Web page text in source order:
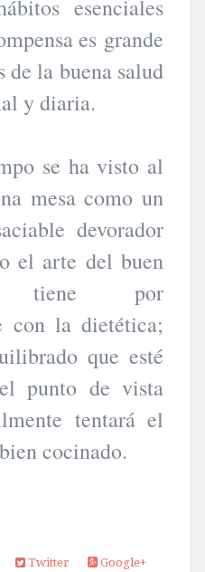
esenciales
es grande
de la buena salud
y diaria.
se ha visto al
mesa como un
devorador
el arte del buen
tiene por
con la dietética;
que esté
punto de vista
tentará el
cocinado.
Twitter
Google+